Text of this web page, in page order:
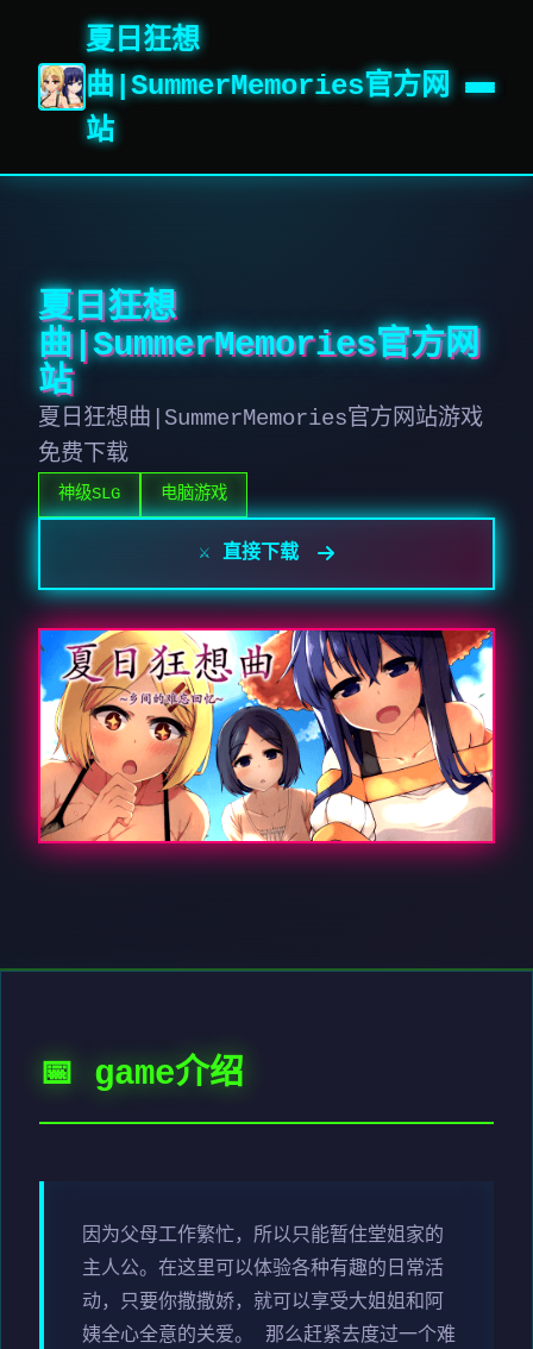
夏日狂想
曲|SummerMemories官方网
站
夏日狂想
曲|SummerMemories官方网
站
夏日狂想曲|SummerMemories官方网站游戏
免费下载
神级SLG 电脑游戏
⚔️ 直接下载
📅 game介绍
因为父母工作繁忙，所以只能暂住堂姐家的
主人公。在这里可以体验各种有趣的日常活
动，只要你撒撒娇，就可以享受大姐姐和阿
姨全心全意的关爱。 那么赶紧去度过一个难